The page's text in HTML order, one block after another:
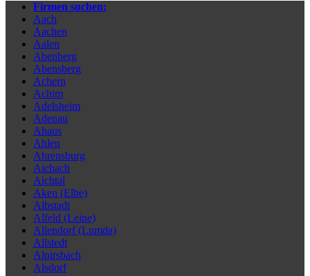
Firmen suchen:
Aach
Aachen
Aalen
Abenberg
Abensberg
Achern
Achim
Adelsheim
Adenau
Ahaus
Ahlen
Ahrensburg
Aichach
Aichtal
Aken (Elbe)
Albstadt
Alfeld (Leine)
Allendorf (Lumda)
Allstedt
Alpirsbach
Alsdorf